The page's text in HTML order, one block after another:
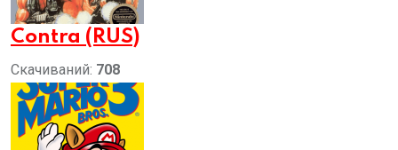
Contra (RUS)
Скачиваний: 708